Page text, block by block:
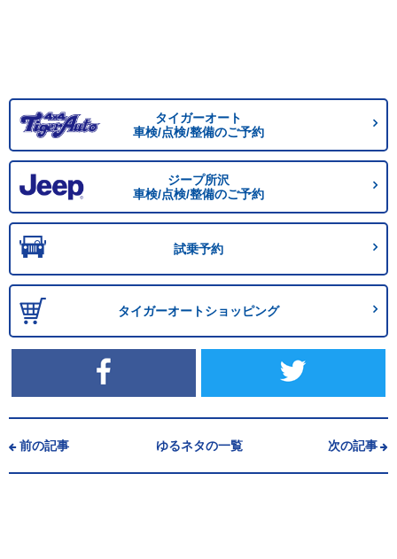
タイガーオート
車検/点検/整備のご予約
ジープ所沢
車検/点検/整備のご予約
試乗予約
タイガーオートショッピング
前の記事 ゆるネタの一覧 次の記事